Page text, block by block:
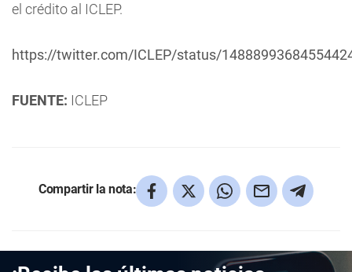
el crédito al ICLEP.
https://twitter.com/ICLEP/status/
FUENTE: ICLEP
Compartir la nota: